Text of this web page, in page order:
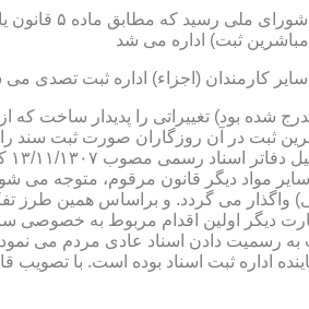
وظائف مباشرین ثبت (آنچه كه در ماده ۴۷ قانون سابق مندرج
ثبت در آن روزگاران صورت ثبت سند
مواد دیگر قانون مرقوم، متوجه می
واگذار می گردد. و براساس همین
به رسمیت دادن اسناد عادی مردم می